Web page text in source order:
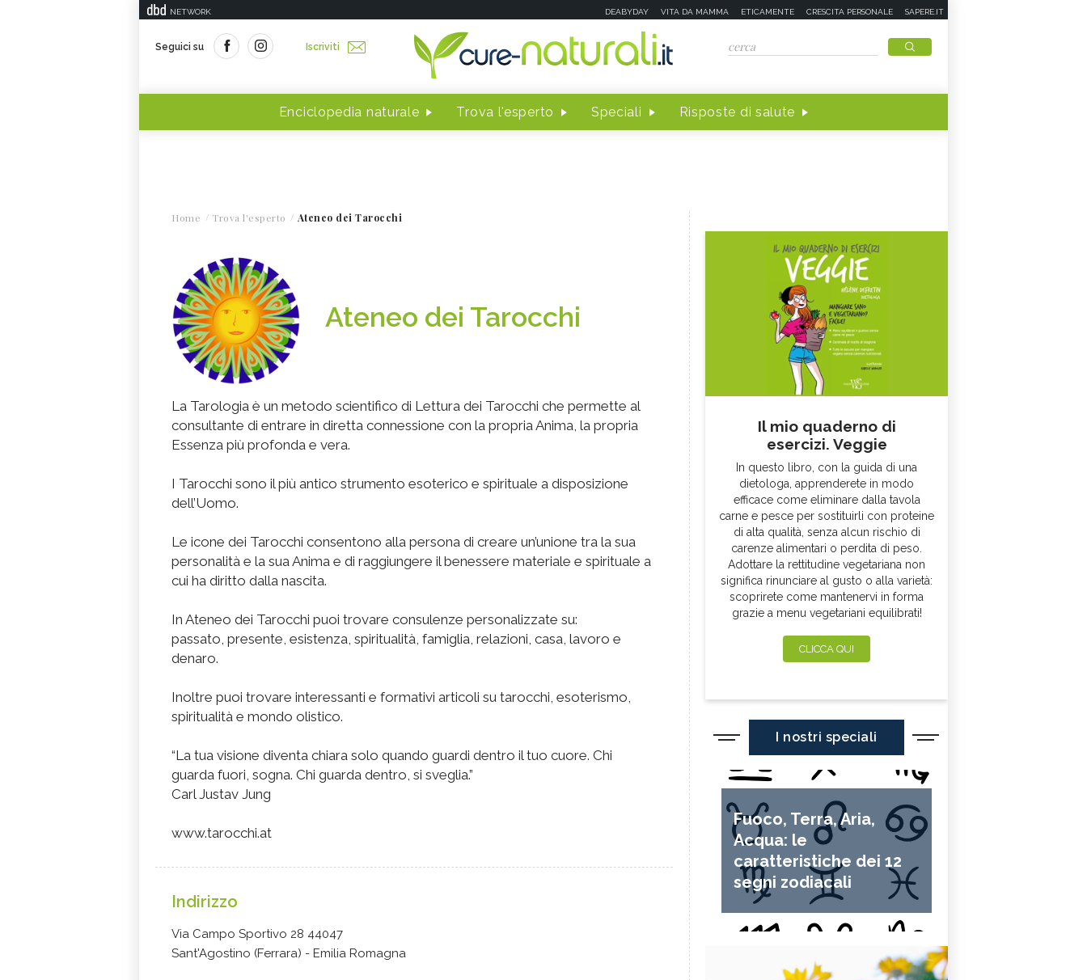
NETWORK DEABYDAY VITA DA MAMMA ETICAMENTE CRESCITA PERSONALE SAPERE.IT
Seguici su Iscriviti
Enciclopedia naturale Trova l'esperto Speciali Risposte di salute
Home Trova l'esperto Ateneo dei Tarocchi
Ateneo dei Tarocchi
La Tarologia è un metodo scientifico di Lettura dei Tarocchi che permette al
consultante di entrare in diretta connessione con la propria Anima, la propria
Essenza più profonda e vera.
I Tarocchi sono il più antico strumento esoterico e spirituale a disposizione
dell’Uomo.
Le icone dei Tarocchi consentono alla persona di creare un’unione tra la sua
personalità e la sua Anima e di raggiungere il benessere materiale e spirituale a
cui ha diritto dalla nascita.
In Ateneo dei Tarocchi puoi trovare consulenze personalizzate su:
passato, presente, esistenza, spiritualità, famiglia, relazioni, casa, lavoro e
denaro.
Inoltre puoi trovare interessanti e formativi articoli su tarocchi, esoterismo,
spiritualità e mondo olistico.
“La tua visione diventa chiara solo quando guardi dentro il tuo cuore. Chi
guarda fuori, sogna. Chi guarda dentro, si sveglia.”
Carl Justav Jung
www.tarocchi.at
Indirizzo
Via Campo Sportivo 28 44047
Sant'Agostino (Ferrara) - Emilia Romagna
Il mio quaderno di
esercizi. Veggie
In questo libro, con la guida di una
dietologa, apprenderete in modo
efficace come eliminare dalla tavola
carne e pesce per sostituirli con proteine
di alta qualità, senza alcun rischio di
carenze alimentari o perdita di peso.
Adottare la rettitudine vegetariana non
significa rinunciare al gusto o alla varietà:
scoprirete come mantenervi in forma
grazie a menu vegetariani equilibrati!
CLICCA QUI
I nostri speciali
Fuoco, Terra, Aria,
Acqua: le
caratteristiche dei 12
segni zodiacali